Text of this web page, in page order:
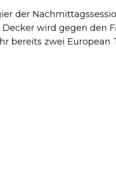
der
wird gegen den
bereits zwei European